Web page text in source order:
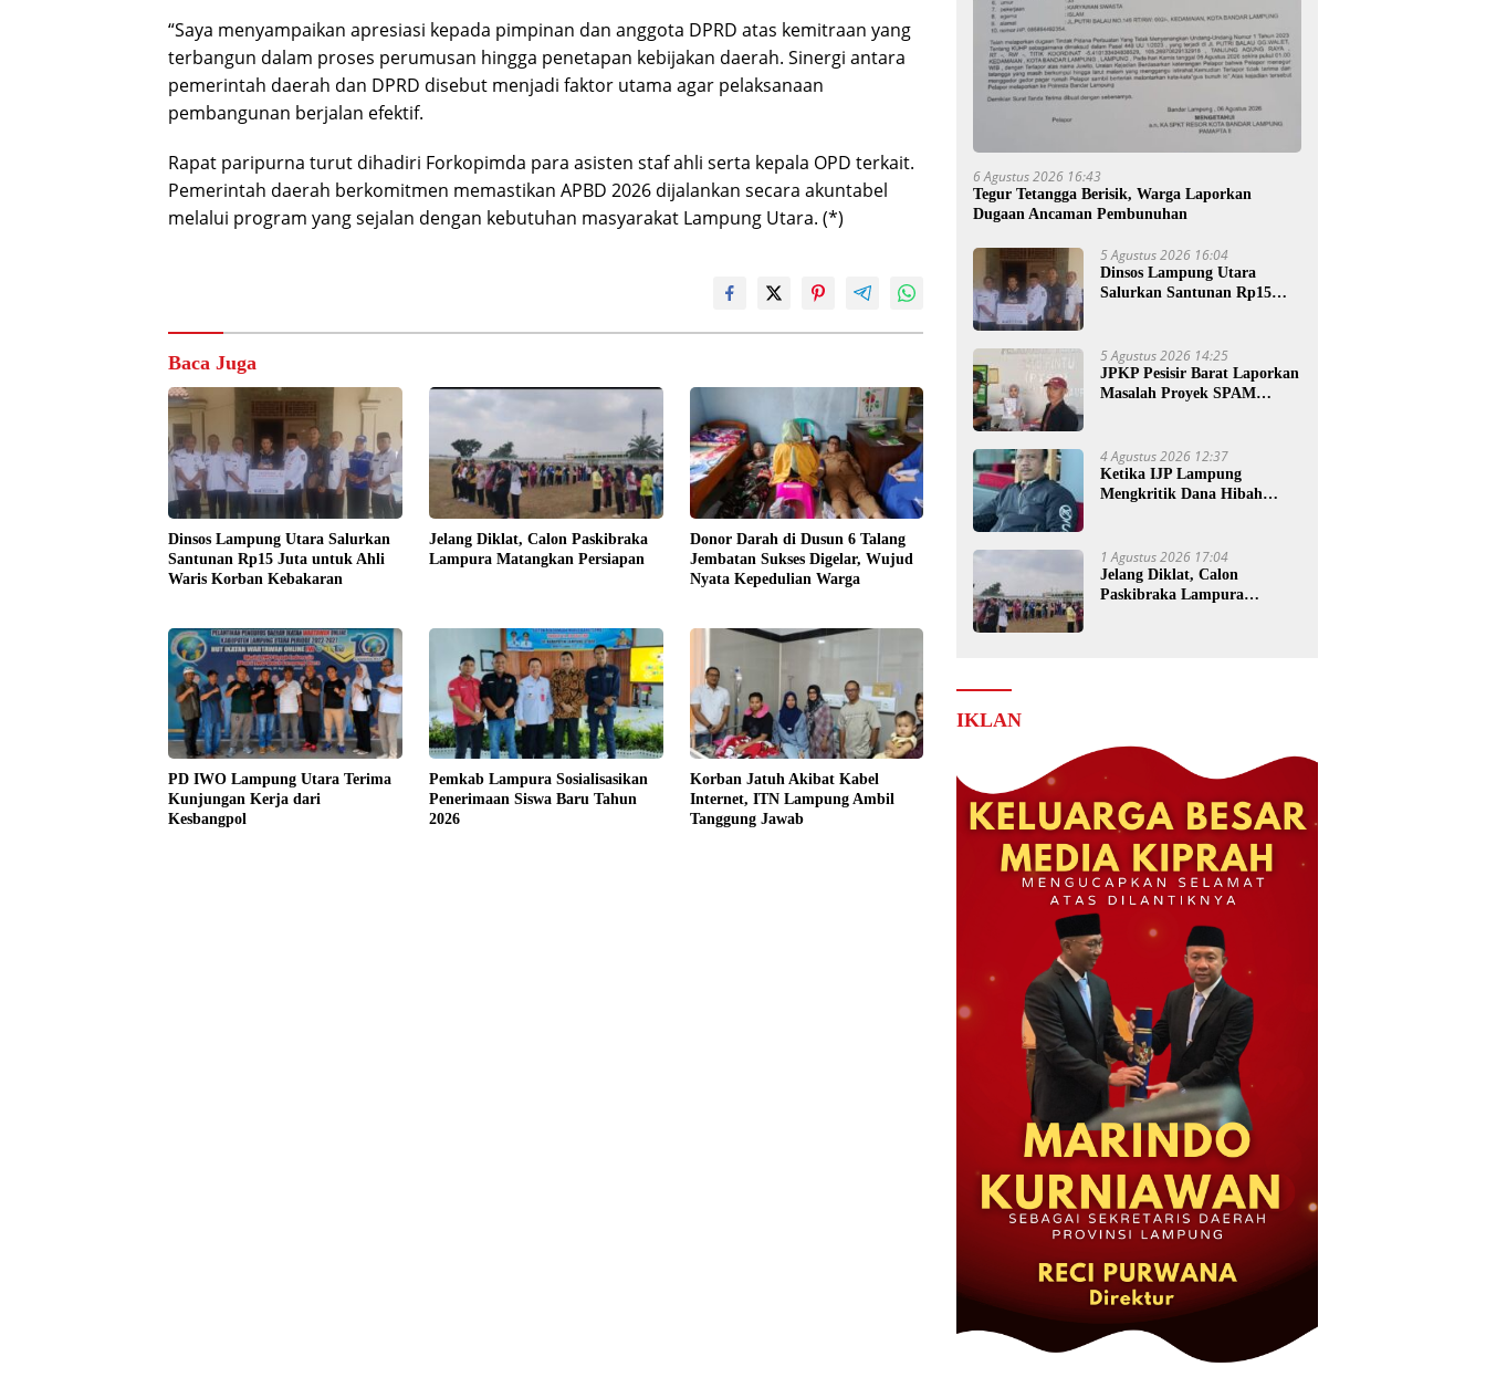
“Saya menyampaikan apresiasi kepada pimpinan dan anggota DPRD atas kemitraan yang
terbangun dalam proses perumusan hingga penetapan kebijakan daerah. Sinergi antara
pemerintah daerah dan DPRD disebut menjadi faktor utama agar pelaksanaan
pembangunan berjalan efektif.
Rapat paripurna turut dihadiri Forkopimda para asisten staf ahli serta kepala OPD terkait.
Pemerintah daerah berkomitmen memastikan APBD 2026 dijalankan secara akuntabel
melalui program yang sejalan dengan kebutuhan masyarakat Lampung Utara. (*)
Baca Juga
Dinsos Lampung Utara Salurkan
Santunan Rp15 Juta untuk Ahli
Waris Korban Kebakaran
Jelang Diklat, Calon Paskibraka
Lampura Matangkan Persiapan
Donor Darah di Dusun 6 Talang
Jembatan Sukses Digelar, Wujud
Nyata Kepedulian Warga
PD IWO Lampung Utara Terima
Kunjungan Kerja dari
Kesbangpol
Pemkab Lampura Sosialisasikan
Penerimaan Siswa Baru Tahun
2026
Korban Jatuh Akibat Kabel
Internet, ITN Lampung Ambil
Tanggung Jawab
6 Agustus 2026 16:43
Tegur Tetangga Berisik, Warga Laporkan
Dugaan Ancaman Pembunuhan
5 Agustus 2026 16:04
Dinsos Lampung Utara
Salurkan Santunan Rp15
5 Agustus 2026 14:25
JPKP Pesisir Barat Laporkan
Masalah Proyek SPAM
4 Agustus 2026 12:37
Ketika IJP Lampung
Mengkritik Dana Hibah
1 Agustus 2026 17:04
Jelang Diklat, Calon
Paskibraka Lampura
IKLAN